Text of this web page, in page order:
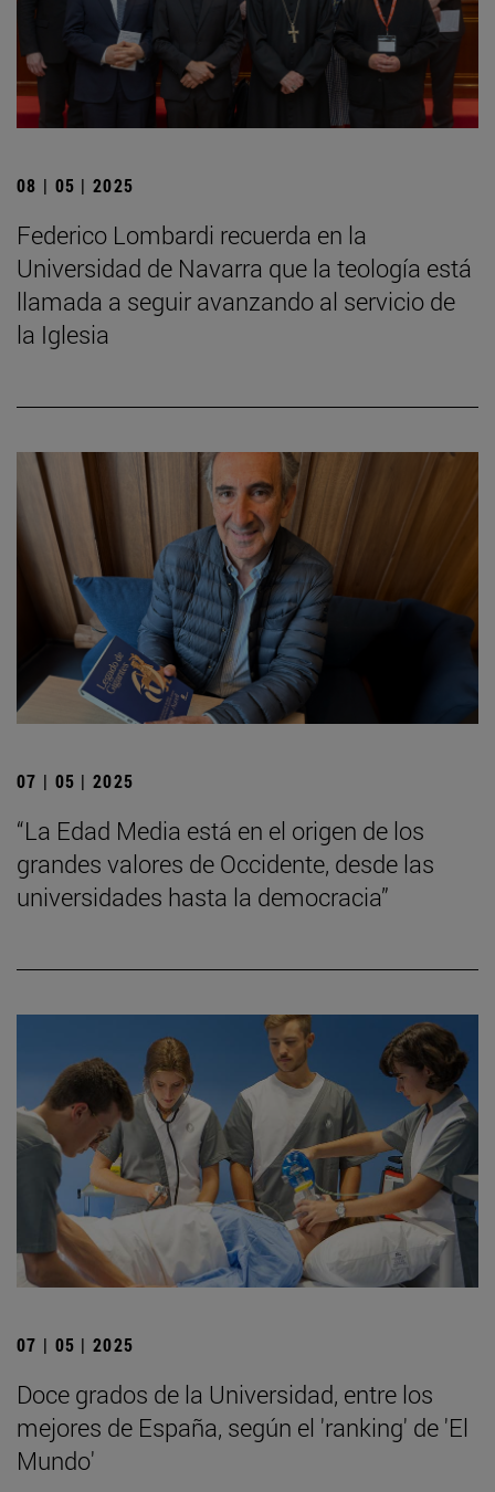
08 | 05 | 2025
Federico Lombardi recuerda en la
Universidad de Navarra que la teología está
llamada a seguir avanzando al servicio de
la Iglesia
07 | 05 | 2025
“La Edad Media está en el origen de los
grandes valores de Occidente, desde las
universidades hasta la democracia”
07 | 05 | 2025
Doce grados de la Universidad, entre los
mejores de España, según el 'ranking' de 'El
Mundo'